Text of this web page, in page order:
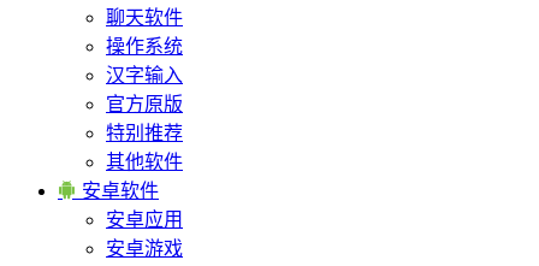
聊天软件
操作系统
汉字输入
官方原版
特别推荐
其他软件
 安卓软件
安卓应用
安卓游戏